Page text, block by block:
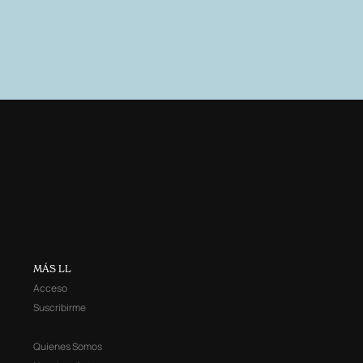
MÁS LL
Acceso
Suscribirme
Quienes Somos